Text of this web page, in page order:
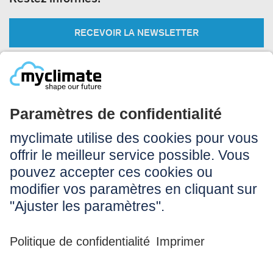
RECEVOIR LA NEWSLETTER
Impressum
Conditions d’utilisation
CGV
Protection des données